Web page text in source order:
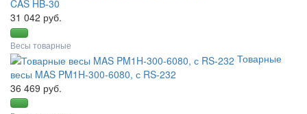
CAS HB-30
31 042 руб.
Весы товарные
Товарные
весы MAS PM1H-300-6080, с RS-232
36 469 руб.